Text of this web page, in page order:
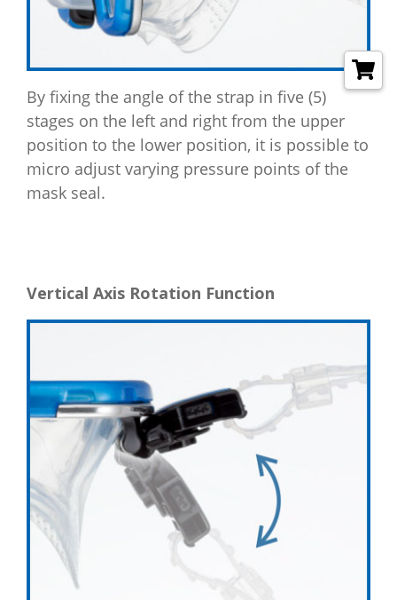
By fixing the angle of the strap in five (5)
stages on the left and right from the upper
position to the lower position, it is possible to
micro adjust varying pressure points of the
mask seal.
Vertical Axis Rotation Function